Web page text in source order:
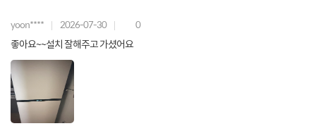
yoon**** 2026-07-30 0
좋아요~~설치 잘해주고 가셨어요